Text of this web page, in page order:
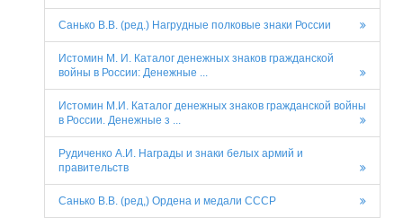
Санько В.В. (ред.) Нагрудные полковые знаки России
Истомин М. И. Каталог денежных знаков гражданской
войны в России: Денежные ...
Истомин М.И. Каталог денежных знаков гражданской войны
в России. Денежные з ...
Рудиченко А.И. Награды и знаки белых армий и
правительств
Санько В.В. (ред,) Ордена и медали СССР